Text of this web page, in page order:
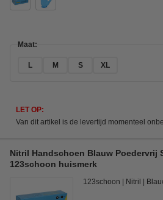
Maat:
L M S XL
LET OP:
Van dit artikel is de levertijd momenteel
Nitril Handschoen Blauw Poedervrij
123schoon huismerk
123schoon Nitril